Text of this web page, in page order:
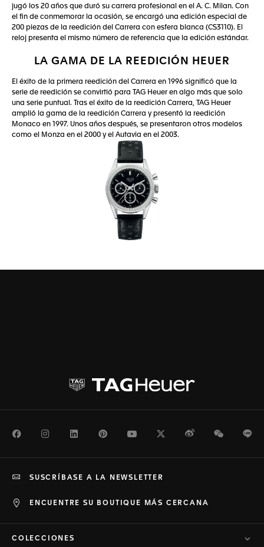
jugó los 20 años que duró su carrera profesional en el A. C. Milan. Con
el fin de conmemorar la ocasión, se encargó una edición especial de
200 piezas de la reedición del Carrera con esfera blanca (CS3110). El
reloj presenta el mismo número de referencia que la edición estándar.
LA GAMA DE LA REEDICIÓN HEUER
El éxito de la primera reedición del Carrera en 1996 significó que la
serie de reedición se convirtió para TAG Heuer en algo más que solo
una serie puntual. Tras el éxito de la reedición Carrera, TAG Heuer
amplió la gama de la reedición Carrera y presentó la reedición
Monaco en 1997. Unos años después, se presentaron otros modelos
como el Monza en el 2000 y el Autavia en el 2003.
FacebookInstagramLinkedInPinterestYoutubeTwitterWeiboWeChat
ENCUENTRE SU BOUTIQUE MÁS CERCANA
SUSCRÍBASE A LA NEWSLETTER
COLECCIONES